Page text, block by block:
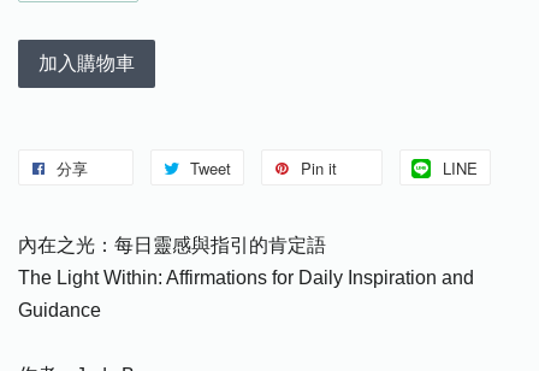
加入購物車
分享 Tweet Pin it LINE
內在之光：每日靈感與指引的肯定語
The Light Within: Affirmations for Daily Inspiration and
Guidance